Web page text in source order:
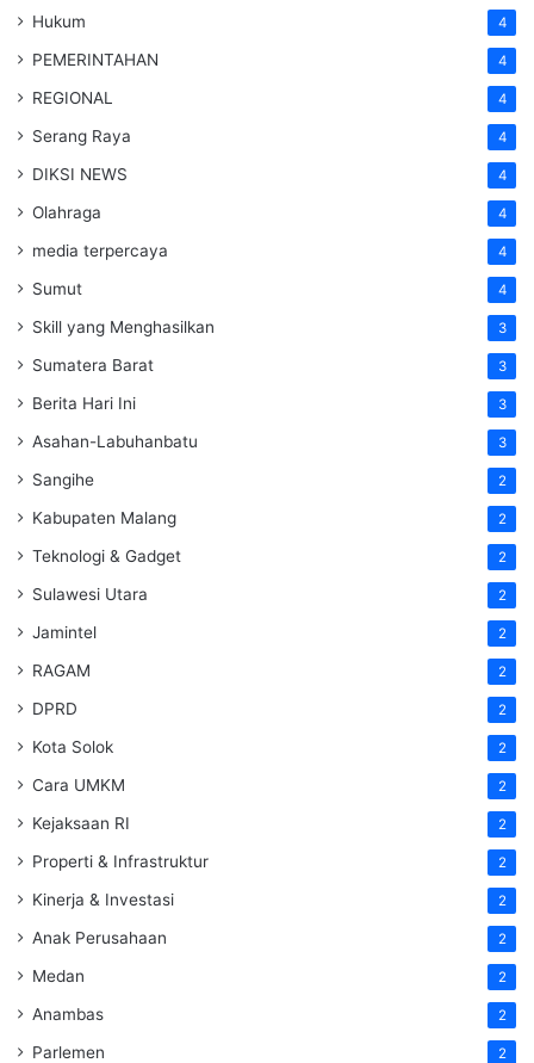
Hukum 4
PEMERINTAHAN 4
REGIONAL 4
Serang Raya 4
DIKSI NEWS 4
Olahraga 4
media terpercaya 4
Sumut 4
Skill yang Menghasilkan 3
Sumatera Barat 3
Berita Hari Ini 3
Asahan-Labuhanbatu 3
Sangihe 2
Kabupaten Malang 2
Teknologi & Gadget 2
Sulawesi Utara 2
Jamintel 2
RAGAM 2
DPRD 2
Kota Solok 2
Cara UMKM 2
Kejaksaan RI 2
Properti & Infrastruktur 2
Kinerja & Investasi 2
Anak Perusahaan 2
Medan 2
Anambas 2
Parlemen 2